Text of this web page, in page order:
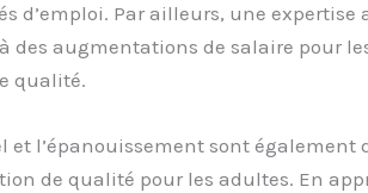
d’emploi. Par ailleurs, une expertise
des augmentations de salaire pour
qualité.
et l’épanouissement sont également
de qualité pour les adultes. En